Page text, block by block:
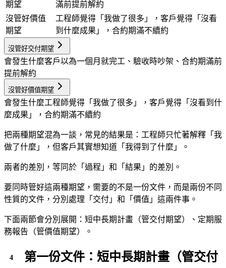
期望
滿前提前解約
沒管好價值
期望
工程師覺得「我做了很多」，客戶覺得「沒看
到什麼成果」，合約期滿不續約
沒管好交付期望
會發生什麼客戶以為一個月就完工、驗收時吵架、合約期滿前
提前解約
沒管好價值期望
會發生什麼工程師覺得「我做了很多」，客戶覺得「沒看到什
麼成果」，合約期滿不續約
把兩種期望混為一談，常見的結果是：工程師只忙著解釋「我
做了什麼」，但客戶其實想知道「我得到了什麼」。
兩者的差別，等同於「過程」和「結果」的差別。
要同時管好這兩種期望，需要的不是一份文件，而是兩份不同
性質的文件，分別處理「交付」和「價值」這兩件事。
下面兩節會分別展開：短中長期計畫（管交付期望）、定期服
務報告（管價值期望）。
第一份文件：短中長期計畫（管交付